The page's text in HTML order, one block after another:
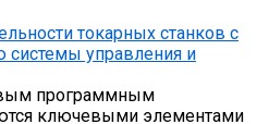
токарных станков с
управления и
программным
ключевыми элементами